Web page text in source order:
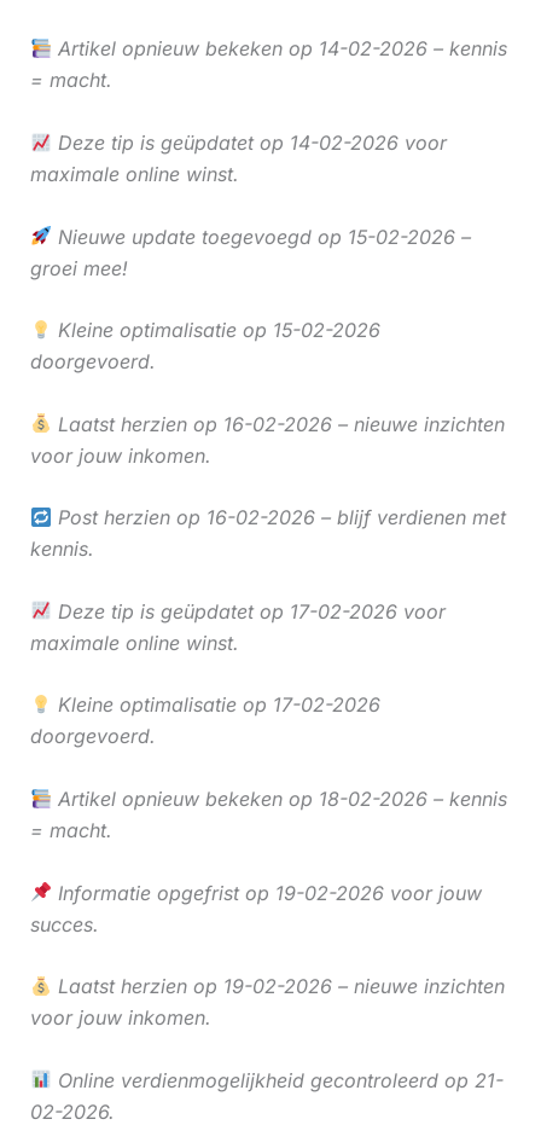
Artikel opnieuw bekeken op 14-02-2026 – kennis
= macht.
Deze tip is geüpdatet op 14-02-2026 voor
maximale online winst.
Nieuwe update toegevoegd op 15-02-2026 –
groei mee!
Kleine optimalisatie op 15-02-2026
doorgevoerd.
Laatst herzien op 16-02-2026 – nieuwe inzichten
voor jouw inkomen.
Post herzien op 16-02-2026 – blijf verdienen met
kennis.
Deze tip is geüpdatet op 17-02-2026 voor
maximale online winst.
Kleine optimalisatie op 17-02-2026
doorgevoerd.
Artikel opnieuw bekeken op 18-02-2026 – kennis
= macht.
Informatie opgefrist op 19-02-2026 voor jouw
succes.
Laatst herzien op 19-02-2026 – nieuwe inzichten
voor jouw inkomen.
Online verdienmogelijkheid gecontroleerd op 21-
02-2026.